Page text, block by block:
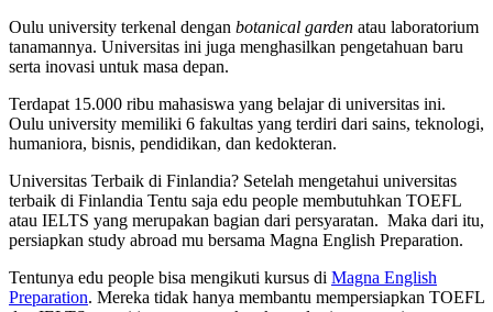
Oulu university terkenal dengan botanical garden atau laboratorium
tanamannya. Universitas ini juga menghasilkan pengetahuan baru
serta inovasi untuk masa depan.
Terdapat 15.000 ribu mahasiswa yang belajar di universitas ini.
Oulu university memiliki 6 fakultas yang terdiri dari sains, teknologi,
humaniora, bisnis, pendidikan, dan kedokteran.
Universitas Terbaik di Finlandia? Setelah mengetahui universitas
terbaik di Finlandia Tentu saja edu people membutuhkan TOEFL
atau IELTS yang merupakan bagian dari persyaratan. Maka dari itu,
persiapkan study abroad mu bersama Magna English Preparation.
Tentunya edu people bisa mengikuti kursus di Magna English
Preparation. Mereka tidak hanya membantu mempersiapkan TOEFL